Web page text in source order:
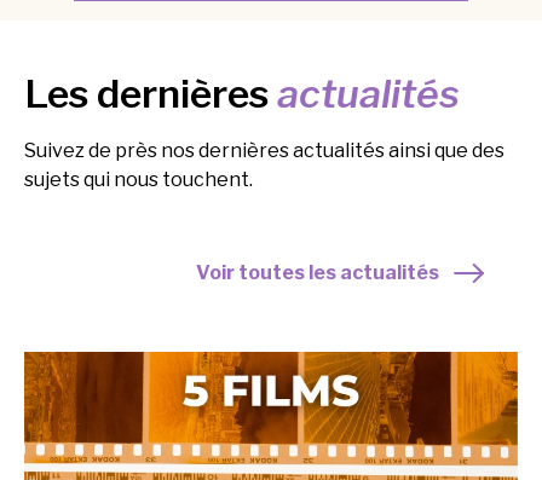
Les dernièresactualités
Suivez de près nos dernières actualités ainsi que des
sujets qui nous touchent.
Voir toutes les actualités